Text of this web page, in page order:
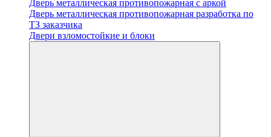
Дверь металлическая противопожарная с аркой
Дверь металлическая противопожарная разработка по
ТЗ заказчика
Двери взломостойкие и блоки